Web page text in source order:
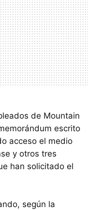
de Mountain
escrito
acceso el medio
y otros tres
han solicitado el
según la